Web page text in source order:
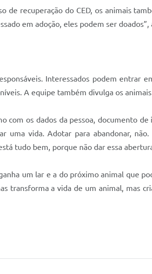
de recuperação do CED, os animais
em adoção, eles podem ser doados”,
Interessados podem entrar
A equipe também divulga os
com os dados da pessoa, documento
uma vida. Adotar para abandonar,
tudo bem, porque não dar essa
um lar e a do próximo animal que
transforma a vida de um animal, mas